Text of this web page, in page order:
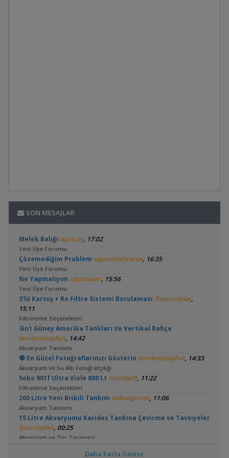
SON MESAJLAR
Melek Balığı ogurcay, 17:02
Yeni Üye Forumu
Çözemediğim Problem aquaticathearmi, 16:35
Yeni Üye Forumu
Ne Yapmalıyım ugurbaran, 15:56
Yeni Üye Forumu
3'lü Kartuş + Ro Filtre Sistemi Borulaması flanormimar,
15:11
Filtreleme Seçenekleri
3in1 Güney Amerika Tankları Ve Vertikal Bahçe
bendeniztayfun, 14:42
Akvaryum Tanıtımı
🧿 En Güzel Fotoğraflarınızı Gösterin bendeniztayfun, 14:33
Akvaryum ve Su Altı Fotoğrafçılığı
Sobo 901f Ultra Viole 800 Lt Shortbuff, 11:22
Filtreleme Seçenekleri
200 Litre Yeni Bitkili Tankım volkangunes, 11:06
Akvaryum Tanıtımı
15 Litre Akvaryumu Karides Tankına Çevirme ve Tavsiyeler
Durustyilan, 00:25
Akvaryum ve Tür Tavsiyesi
Daha Fazla Göster